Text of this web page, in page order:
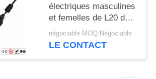
électriques masculines
et femelles de L20 de 3
manières T
négociable MOQ:Négociable
LE CONTACT